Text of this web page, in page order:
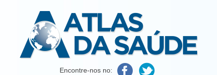
Atlas da SaúdeEncontre-nos no: